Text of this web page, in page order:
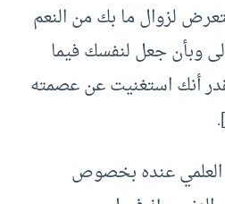
لزوال ما بك من النعم
وبأن جعل لنفسك فيما
أنك استغنيت عن عصمته
.
العلمي عنده بخصوص